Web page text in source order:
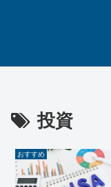
投資
おすすめ